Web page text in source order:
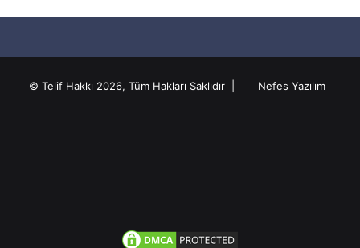
© Telif Hakkı 2026, Tüm Hakları Saklıdır | Nefes Yazılım